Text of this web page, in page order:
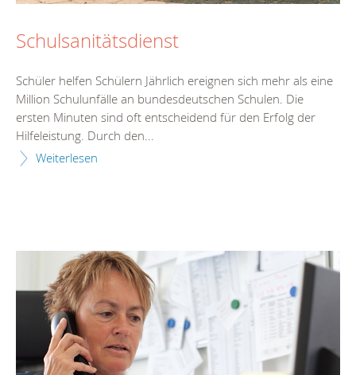
Schulsanitätsdienst
Schüler helfen Schülern Jährlich ereignen sich mehr als eine
Million Schulunfälle an bundesdeutschen Schulen. Die
ersten Minuten sind oft entscheidend für den Erfolg der
Hilfeleistung. Durch den...
Weiterlesen